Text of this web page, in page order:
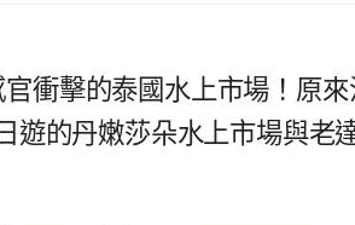
衝擊的泰國水上市場！原
遊的丹嫩莎朵水上市場與老